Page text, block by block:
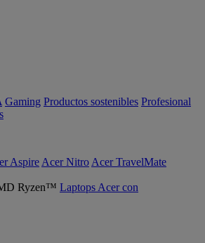
Gaming Productos sostenibles Profesional
Aspire Acer Nitro Acer TravelMate
Laptops Acer con